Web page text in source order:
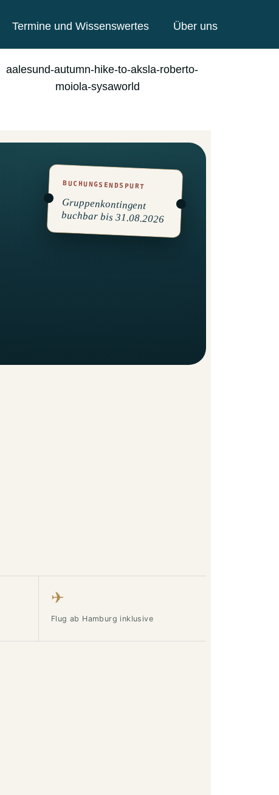
Termine und Wissenswertes Über uns
BUCHUNGSENDSPURT
Gruppenkontingent
buchbar bis 31.08.2026
✈
Flug ab Hamburg inklusive